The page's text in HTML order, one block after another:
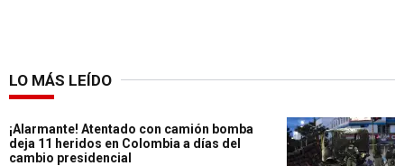
LO MÁS LEÍDO
¡Alarmante! Atentado con camión bomba
deja 11 heridos en Colombia a días del
cambio presidencial